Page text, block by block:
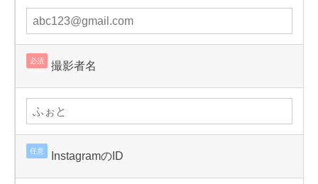
必須 撮影者名
任意 InstagramのID